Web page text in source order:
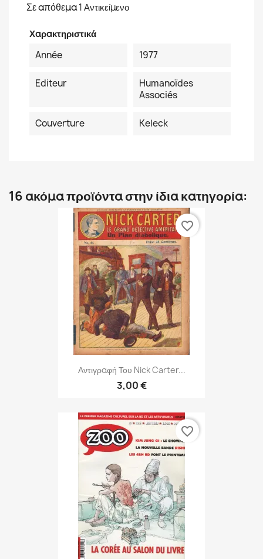
Σε απόθεμα1 Αντικείμενο
Χαρακτηριστικά
Année
1977
Editeur
Humanoïdes
Associés
Couverture Keleck
16 ακόμα προϊόντα στην ίδια κατηγορία:
Αντιγραφή Του Nick Carter...
3,00 €
favorite_border
favorite_border